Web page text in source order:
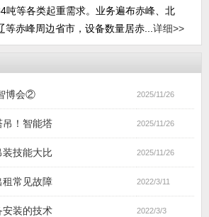
吨等各类起重需求。业务遍布赤峰、北
赤峰周边省市，设备数量居赤... 详细>>
博会② 2025/11/26
吊！智能塔 2025/11/26
技能大比 2025/11/26
租常见故障 2022/3/11
安装的技术 2022/3/3